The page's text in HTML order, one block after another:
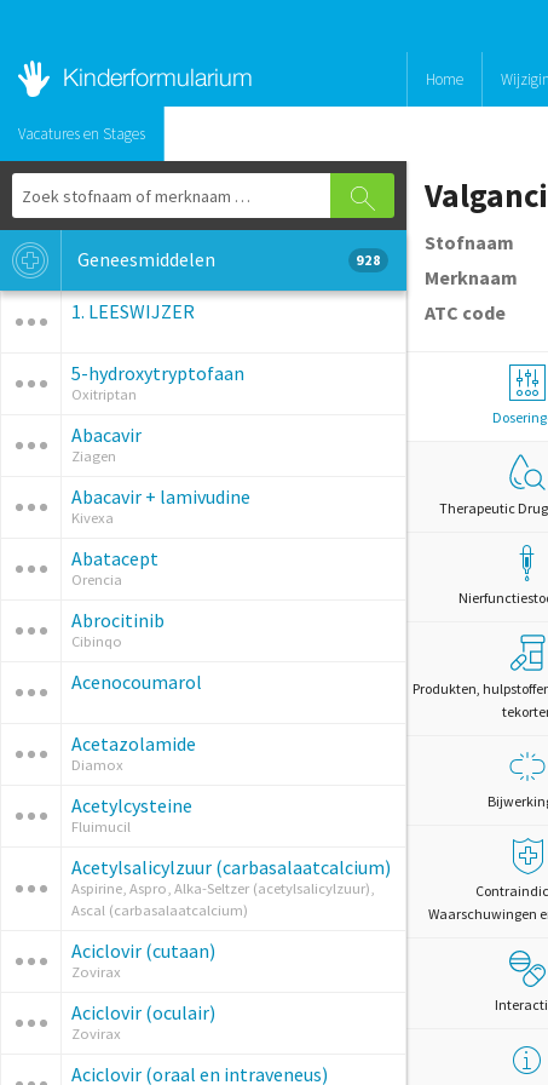
Home
Vacatures en Stages
Geneesmiddelen 928
1. LEESWIJZER
5-hydroxytryptofaan
Oxitriptan
Abacavir
Ziagen
Abacavir + lamivudine
Kivexa
Abatacept
Orencia
Abrocitinib
Cibinqo
Acenocoumarol
Acetazolamide
Diamox
Acetylcysteine
Fluimucil
Acetylsalicylzuur (carbasalaatcalcium)
Aspirine, Aspro, Alka-Seltzer (acetylsalicylzuur),
Ascal (carbasalaatcalcium)
Aciclovir (cutaan)
Zovirax
Aciclovir (oculair)
Zovirax
Aciclovir (oraal en intraveneus)
Stofnaam
Merknaam
ATC code
Therapeutic
Produkten,
Waarschuwingen